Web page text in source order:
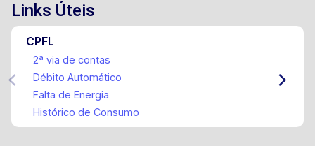
Links Úteis
CPFL
2ª via de contas
Débito Automático
Falta de Energia
Histórico de Consumo